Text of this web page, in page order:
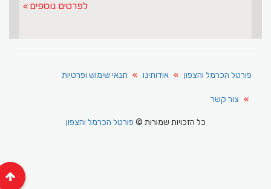
פורטל הכרמל והצפון אודותינו תנאי שימוש ופרטיות
צור קשר
כל הזכויות שמורות ©פורטל הכרמל והצפון